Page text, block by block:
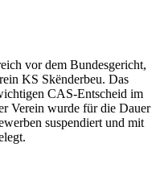
vor dem Bundesgericht,
KS Skënderbeu. Das
CAS-Entscheid im
Verein wurde für die Dauer
suspendiert und mit